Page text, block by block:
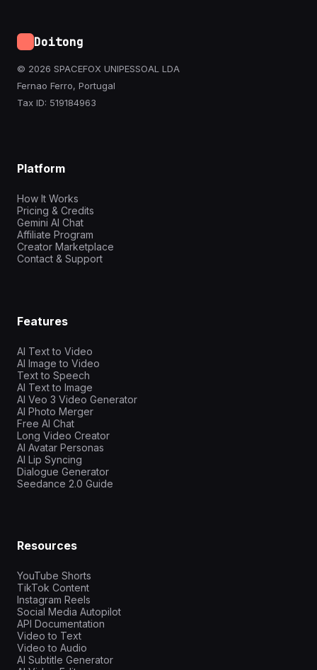
Doitong
© 2026 SPACEFOX UNIPESSOAL LDA
Fernao Ferro, Portugal
Tax ID: 519184963
Platform
How It Works
Pricing & Credits
Gemini AI Chat
Affiliate Program
Creator Marketplace
Contact & Support
Features
AI Text to Video
AI Image to Video
Text to Speech
AI Text to Image
AI Veo 3 Video Generator
AI Photo Merger
Free AI Chat
Long Video Creator
AI Avatar Personas
AI Lip Syncing
Dialogue Generator
Seedance 2.0 Guide
Resources
YouTube Shorts
TikTok Content
Instagram Reels
Social Media Autopilot
API Documentation
Video to Text
Video to Audio
AI Subtitle Generator